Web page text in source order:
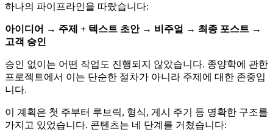
하나의 파이프라인을 따랐습니다:
아이디어 → 주제 + 텍스트 초안 → 비주얼 → 최종 포스트 →
고객 승인
승인 없이는 어떤 작업도 진행되지 않았습니다. 종양학에 관한
프로젝트에서 이는 단순한 절차가 아니라 주제에 대한 존중입
니다.
이 계획은 첫 주부터 루브릭, 형식, 게시 주기 등 명확한 구조를
가지고 있었습니다. 콘텐츠는 네 단계를 거쳤습니다: